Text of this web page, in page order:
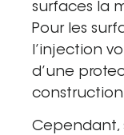
surfaces la
Pour les
l’injection
d’une
Cependant,